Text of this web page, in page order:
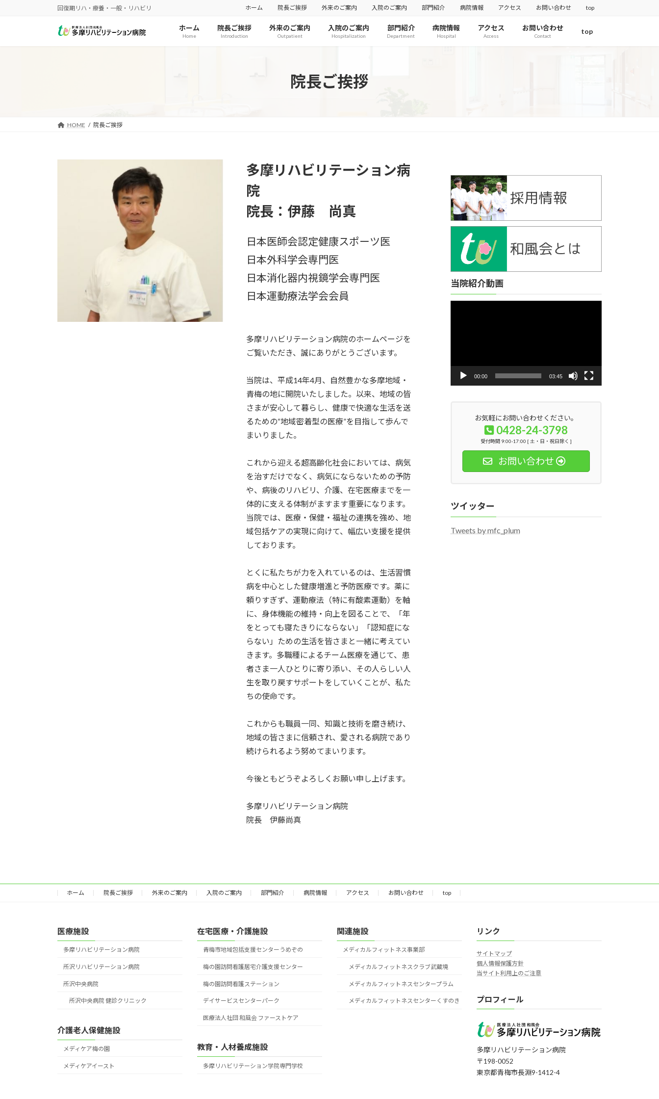
回復期リハ・療養・一般・リハビリ ホーム 院長ご挨拶 外来のご案内 入院のご案内 部門紹介 病院情報 アクセス お問い合わせ top
ホーム
Home
院長ご挨拶
Introduction
外来のご案内
Outpatient
入院のご案内
Hospitalization
部門紹介
Department
病院情報
Hospital
アクセス
Access
お問い合わせ
Contact
top
院長ご挨拶
HOME 院長ご挨拶
多摩リハビリテーション病
院
院長：伊藤 尚真
日本医師会認定健康スポーツ医
日本外科学会専門医
日本消化器内視鏡学会専門医
日本運動療法学会会員
多摩リハビリテーション病院のホームページを
ご覧いただき、誠にありがとうございます。
当院は、平成14年4月、自然豊かな多摩地域・
青梅の地に開院いたしました。以来、地域の皆
さまが安心して暮らし、健康で快適な生活を送
るための“地域密着型の医療”を目指して歩んで
まいりました。
これから迎える超高齢化社会においては、病気
を治すだけでなく、病気にならないための予防
や、病後のリハビリ、介護、在宅医療までを一
体的に支える体制がますます重要になります。
当院では、医療・保健・福祉の連携を強め、地
域包括ケアの実現に向けて、幅広い支援を提供
しております。
とくに私たちが力を入れているのは、生活習慣
病を中心とした健康増進と予防医療です。薬に
頼りすぎず、運動療法（特に有酸素運動）を軸
に、身体機能の維持・向上を図ることで、「年
をとっても寝たきりにならない」「認知症にな
らない」ための生活を皆さまと一緒に考えてい
きます。多職種によるチーム医療を通じて、患
者さま一人ひとりに寄り添い、その人らしい人
生を取り戻すサポートをしていくことが、私た
ちの使命です。
これからも職員一同、知識と技術を磨き続け、
地域の皆さまに信頼され、愛される病院であり
続けられるよう努めてまいります。
今後ともどうぞよろしくお願い申し上げます。
多摩リハビリテーション病院
院長 伊藤尚真
当院紹介動画
ヤ
00:00 03:45
お気軽にお問い合わせください。
0428-24-3798
受付時間 9:00-17:00 [ 土・日・祝日除く ]
お問い合わせ
ツイッター
Tweets by mfc_plum
ホーム 院長ご挨拶 外来のご案内 入院のご案内 部門紹介 病院情報 アクセス お問い合わせ top
医療施設
多摩リハビリテーション病院
所沢リハビリテーション病院
所沢中央病院
所沢中央病院 健診クリニック
介護老人保健施設
メディケア梅の園
メディケアイースト
在宅医療・介護施設
青梅市地域包括支援センターうめぞの
梅の園訪問看護居宅介護支援センター
梅の園訪問看護ステーション
デイサービスセンターパーク
医療法人社団 和風会 ファーストケア
教育・人材養成施設
多摩リハビリテーション学院専門学校
関連施設
メディカルフィットネス事業部
メディカルフィットネスクラブ武蔵境
メディカルフィットネスセンタープラム
メディカルフィットネスセンターくすのき
リンク
サイトマップ
個人情報保護方針
当サイト利用上のご注意
プロフィール
多摩リハビリテーション病院
〒198-0052
東京都青梅市長淵9-1412-4